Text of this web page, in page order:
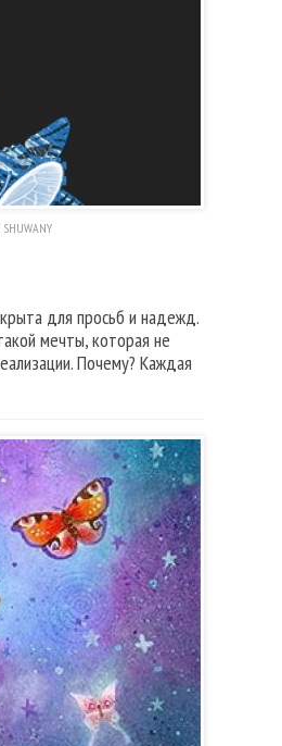
SHUWANY
для просьб и надежд.
мечты, которая не
Почему? Каждая